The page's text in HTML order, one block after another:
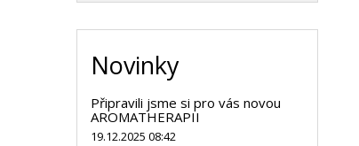
Novinky
Připravili jsme si pro vás novou
AROMATHERAPII
19.12.2025 08:42